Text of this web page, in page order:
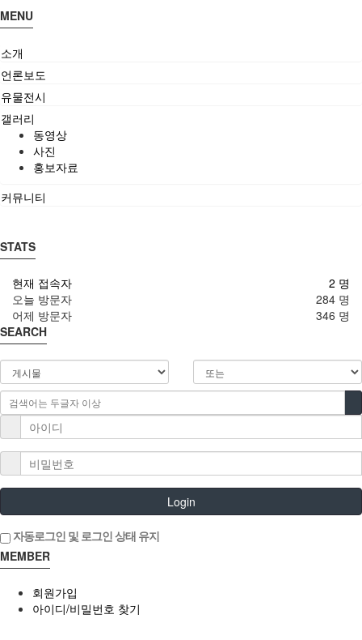
MENU
소개
언론보도
유물전시
갤러리
동영상
사진
홍보자료
커뮤니티
STATS
2 명
현재 접속자
284 명
오늘 방문자
346 명
어제 방문자
SEARCH
Login
자동로그인 및 로그인 상태 유지
MEMBER
회원가입
아이디/비밀번호 찾기